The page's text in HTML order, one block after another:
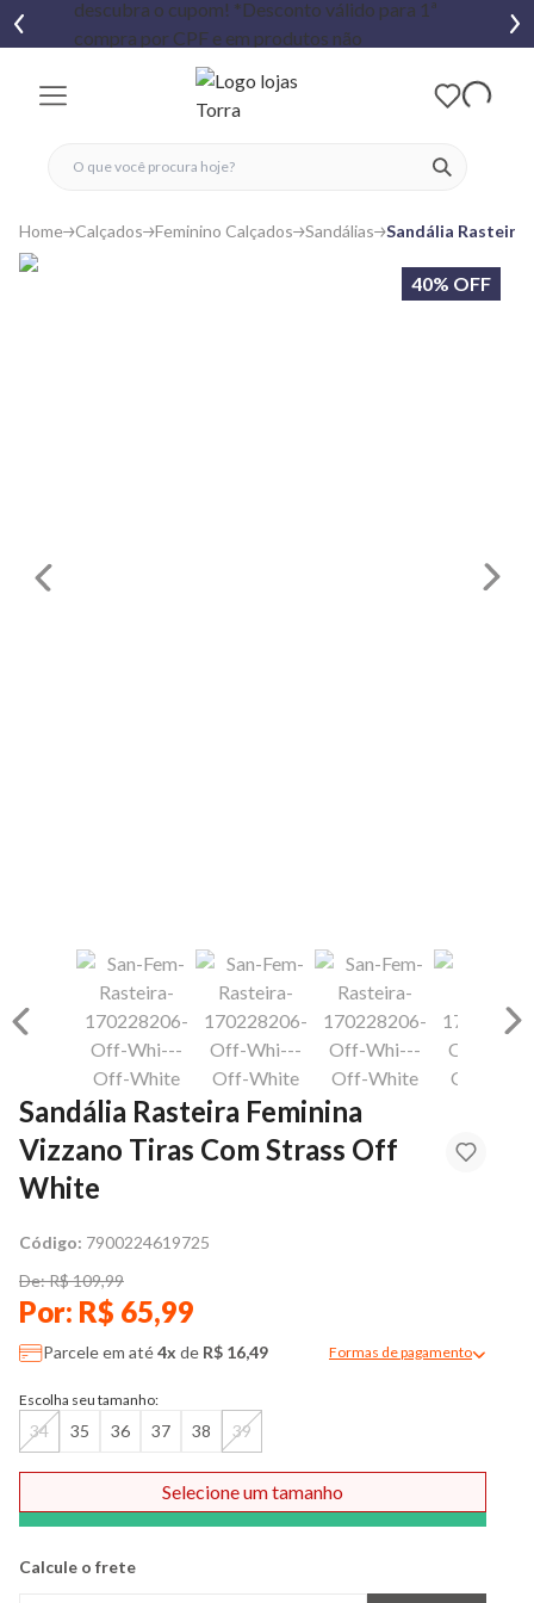
ver
fechar menu
fechar menu
favoritos
Home Calçados Feminino Calçados Sandálias Sandália Rasteira
40% OFF
Sandália Rasteira Feminina
Vizzano Tiras Com Strass Off
White
Código: 7900224619725
De: R$ 109,99
Por: R$ 65,99
Parcele em até4x de R$ 16,49 Formas de pagamento
Escolha seu tamanho:
34 35 36 37 38 39
Comprar
Selecione um tamanho
Calcule o frete